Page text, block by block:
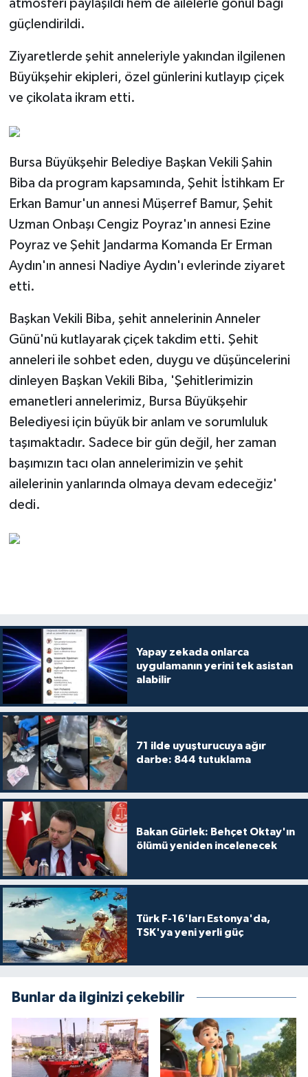
atmosferi paylaşıldı hem de ailelerle gönül bağı
güçlendirildi.
Ziyaretlerde şehit anneleriyle yakından ilgilenen
Büyükşehir ekipleri, özel günlerini kutlayıp çiçek
ve çikolata ikram etti.
Bursa Büyükşehir Belediye Başkan Vekili Şahin
Biba da program kapsamında, Şehit İstihkam Er
Erkan Bamur'un annesi Müşerref Bamur, Şehit
Uzman Onbaşı Cengiz Poyraz'ın annesi Ezine
Poyraz ve Şehit Jandarma Komanda Er Erman
Aydın'ın annesi Nadiye Aydın'ı evlerinde ziyaret
etti.
Başkan Vekili Biba, şehit annelerinin Anneler
Günü'nü kutlayarak çiçek takdim etti. Şehit
anneleri ile sohbet eden, duygu ve düşüncelerini
dinleyen Başkan Vekili Biba, 'Şehitlerimizin
emanetleri annelerimiz, Bursa Büyükşehir
Belediyesi için büyük bir anlam ve sorumluluk
taşımaktadır. Sadece bir gün değil, her zaman
başımızın tacı olan annelerimizin ve şehit
ailelerinin yanlarında olmaya devam edeceğiz'
dedi.
Yapay zekada onlarca
uygulamanın yerini tek asistan
alabilir
71 ilde uyuşturucuya ağır
darbe: 844 tutuklama
Bakan Gürlek: Behçet Oktay'ın
ölümü yeniden incelenecek
Türk F-16'ları Estonya'da,
TSK'ya yeni yerli güç
Bunlar da ilginizi çekebilir